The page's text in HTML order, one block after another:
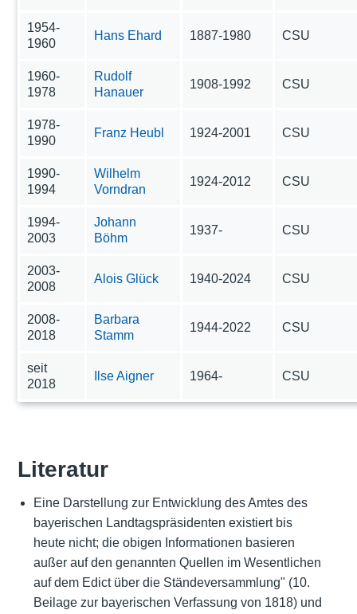
1954-
1960
Hans Ehard 1887-1980 CSU
1960-
1978
Rudolf
Hanauer
1908-1992 CSU
1978-
1990
Franz Heubl 1924-2001 CSU
1990-
1994
Wilhelm
Vorndran
1924-2012 CSU
1994-
2003
Johann
Böhm
1937- CSU
2003-
2008
Alois Glück 1940-2024 CSU
2008-
2018
Barbara
Stamm
1944-2022 CSU
seit
2018
Ilse Aigner 1964- CSU
Literatur
Eine Darstellung zur Entwicklung des Amtes des
bayerischen Landtagspräsidenten existiert bis
heute nicht; die obigen Informationen basieren
außer auf den genannten Quellen im Wesentlichen
auf dem Edict über die Ständeversammlung" (10.
Beilage zur bayerischen Verfassung von 1818) und